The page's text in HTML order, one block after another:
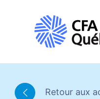
Retour aux